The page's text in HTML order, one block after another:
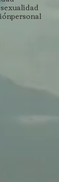
sexualidad